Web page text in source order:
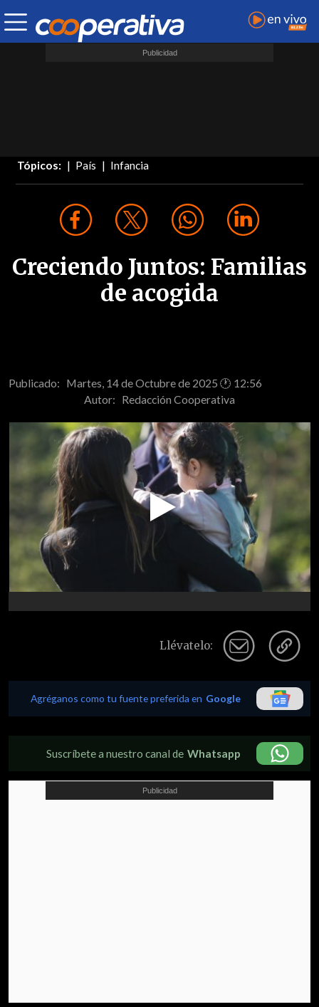
Tópicos: País Infancia
Creciendo Juntos: Familias
de acogida
Publicado: Martes, 14 de Octubre de 2025 🕐 12:56
Autor: Redacción Cooperativa
Play
Video
Llévatelo:
Agréganos como tu fuente preferida en Google
Suscríbete a nuestro canal de Whatsapp